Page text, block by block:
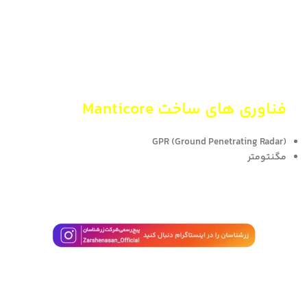
فناوری های ساخت Manticore
GPR (Ground Penetrating Radar)
مگنتومتر